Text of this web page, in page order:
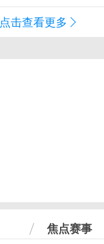
点击查看更多
焦点赛事